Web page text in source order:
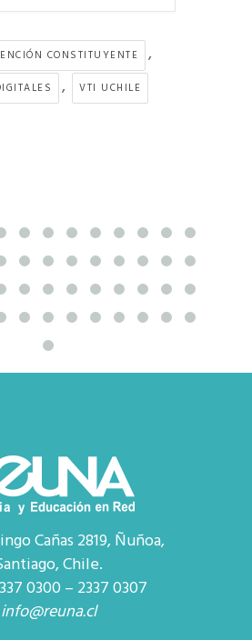
CONSTITUYENTE ,
, VTI UCHILE
Cañas 2819, Ñuñoa,
Chile.
0300 – 2337 0307
info@reuna.cl